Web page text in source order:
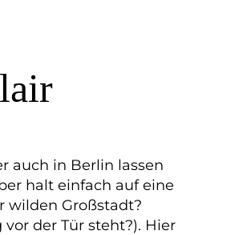
auch in Berlin lassen
halt einfach auf eine
wilden Großstadt?
der Tür steht?). Hier